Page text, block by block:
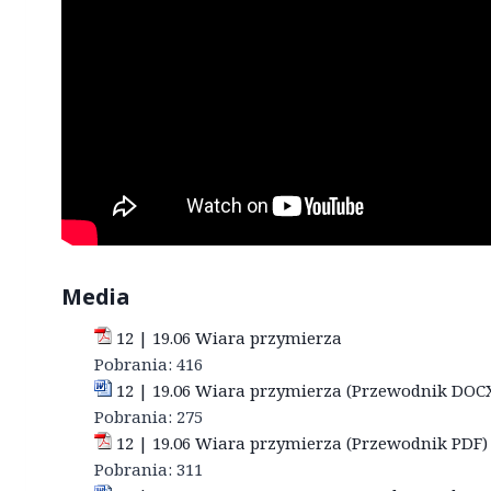
Media
12 | 19.06 Wiara przymierza
Pobrania: 416
12 | 19.06 Wiara przymierza (Przewodnik
Pobrania: 275
12 | 19.06 Wiara przymierza (Przewodnik PDF)
Pobrania: 311